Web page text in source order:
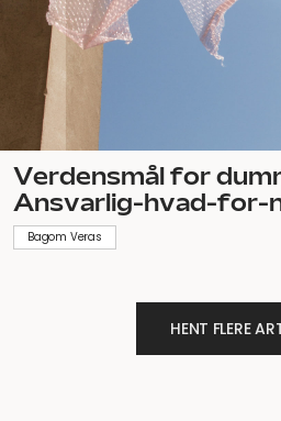
Verdensmål for
Ansvarlig-hvad-for-
Bagom Veras
HENT FLERE